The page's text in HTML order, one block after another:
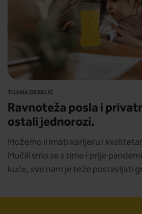
TIJANA DEBELIĆ
Ravnoteža posla i
ostali jednorozi.
Možemo li imati karijeru i
Mučili smo se s time i prije
kuće, sve nam je teže postavljati